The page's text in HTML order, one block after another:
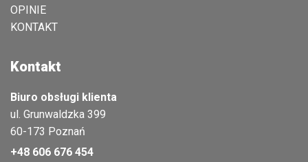
OPINIE
KONTAKT
Kontakt
Biuro obsługi klienta
ul. Grunwaldzka 399
60-173 Poznań
+48 606 676 454